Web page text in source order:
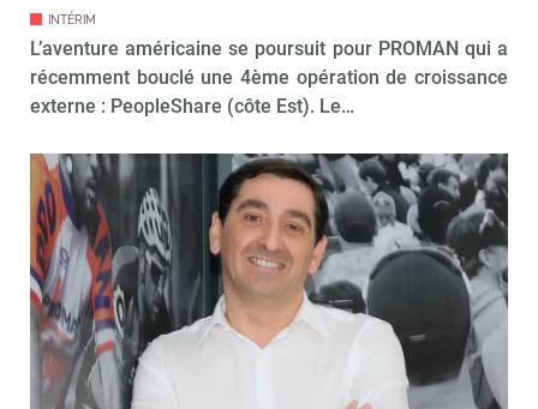
INTÉRIM
L’aventure américaine se poursuit pour PROMAN qui a
récemment bouclé une 4ème opération de croissance
externe : PeopleShare (côte Est). Le…